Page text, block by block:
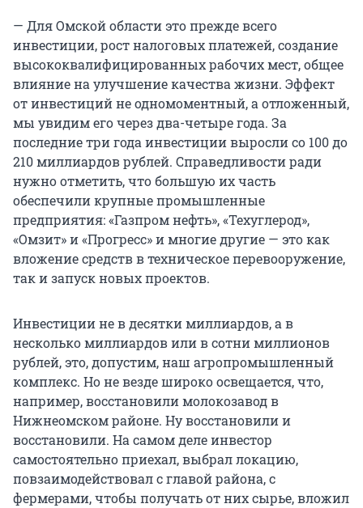
— Для Омской области это прежде всего
инвестиции, рост налоговых платежей, создание
высококвалифицированных рабочих мест, общее
влияние на улучшение качества жизни. Эффект
от инвестиций не одномоментный, а отложенный,
мы увидим его через два-четыре года. За
последние три года инвестиции выросли со 100 до
210 миллиардов рублей. Справедливости ради
нужно отметить, что большую их часть
обеспечили крупные промышленные
предприятия: «Газпром нефть», «Техуглерод»,
«Омзит» и «Прогресс» и многие другие — это как
вложение средств в техническое перевооружение,
так и запуск новых проектов.
Инвестиции не в десятки миллиардов, а в
несколько миллиардов или в сотни миллионов
рублей, это, допустим, наш агропромышленный
комплекс. Но не везде широко освещается, что,
например, восстановили молокозавод в
Нижнеомском районе. Ну восстановили и
восстановили. На самом деле инвестор
самостоятельно приехал, выбрал локацию,
повзаимодействовал с главой района, с
фермерами, чтобы получать от них сырье, вложил